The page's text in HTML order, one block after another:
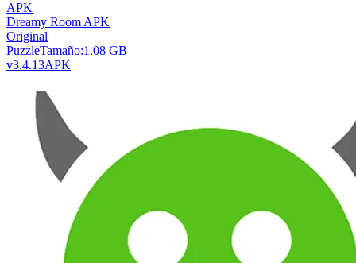
APK
Dreamy Room APK
Original
PuzzleTamaño:1.08 GB
v3.4.13APK